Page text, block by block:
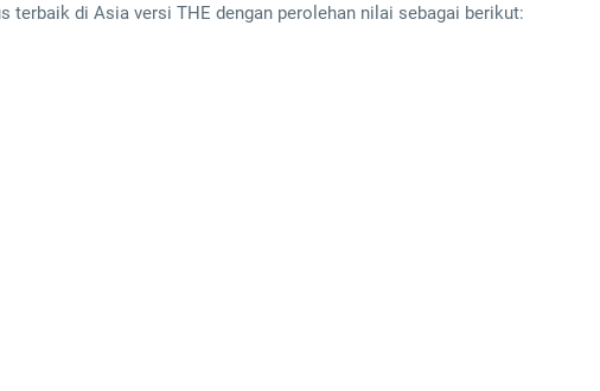
terbaik di Asia versi THE dengan perolehan nilai sebagai berikut: